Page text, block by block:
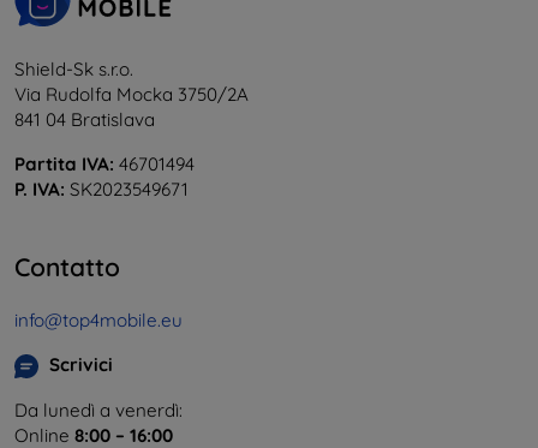
Shield-Sk s.r.o.
Via Rudolfa Mocka 3750/2A
841 04 Bratislava
Partita IVA: 46701494
P. IVA: SK2023549671
Contatto
info@top4mobile.eu
Scrivici
Da lunedì a venerdì:
Online 8:00 – 16:00